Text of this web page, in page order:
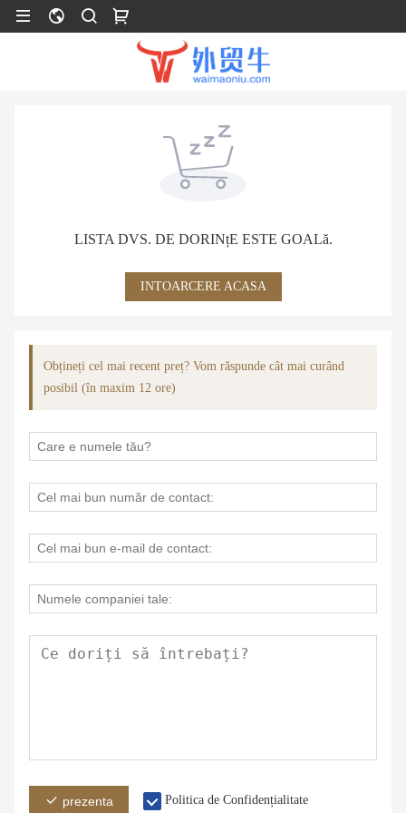
LISTA DVS. DE DORINțE ESTE GOALă.
INTOARCERE ACASA
Obțineți cel mai recent preț? Vom răspunde cât mai curând
posibil (în maxim 12 ore)
prezenta Politica de Confidențialitate